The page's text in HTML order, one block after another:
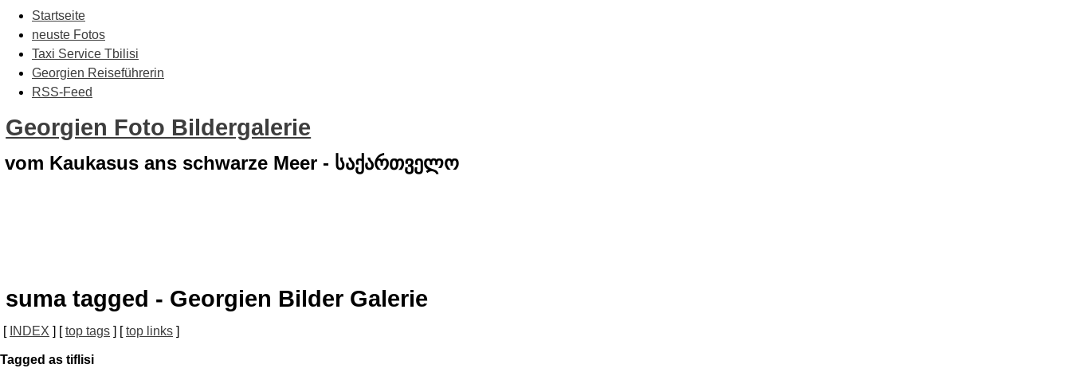
Startseite
neuste Fotos
Taxi Service Tbilisi
Georgien Reiseführerin
RSS-Feed
Georgien Foto Bildergalerie
vom Kaukasus ans schwarze Meer - საქართველო
suma tagged - Georgien Bilder Galerie
[ INDEX ] [top tags ] [top links ]
Tagged as tiflisi